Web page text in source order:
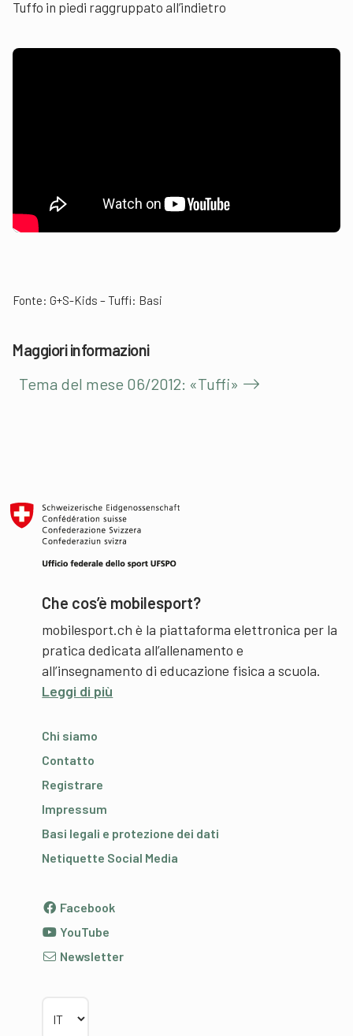
Tuffo in piedi raggruppato all’indietro
Fonte: G+S-Kids – Tuffi: Basi
Maggiori informazioni
Tema del mese 06/2012: «Tuffi»
Che cos’è mobilesport?
mobilesport.ch è la piattaforma elettronica per la
pratica dedicata all’allenamento e
all’insegnamento di educazione fisica a scuola.
Leggi di più
Chi siamo
Contatto
Registrare
Impressum
Basi legali e protezione dei dati
Netiquette Social Media
Facebook
YouTube
Newsletter